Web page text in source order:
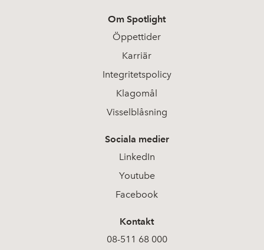
Om Spotlight
Öppettider
Karriär
Integritetspolicy
Klagomål
Visselblåsning
Sociala medier
LinkedIn
Youtube
Facebook
Kontakt
08-511 68 000